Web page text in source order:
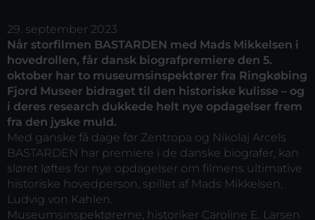
29. september 2023
Når storfilmen BASTARDEN med Mads Mikkelsen i
hovedrollen, får dansk biografpremiere den 5.
oktober har to museumsinspektører fra Ringkøbing
Fjord Museer bidraget til den historiske kulisse – og
i deres research dukkede helt nye opdagelser frem
fra den jyske muld.
Med ganske få dage før Zentropa og Nikolaj Arcels
BASTARDEN har premiere i de danske biografer, kan
sløret løftes for nye opdagelser om filmens ultimative
historiske hovedperson, spillet af Mads Mikkelsen,
Ludvig von Kahlen.
Museumsinspektørerne, historiker Caroline E. Larsen